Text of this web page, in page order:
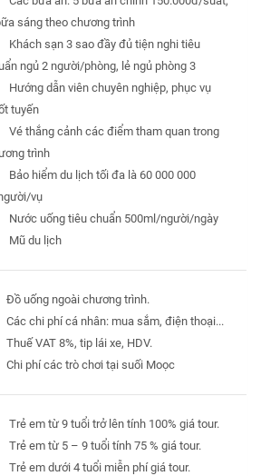
sáng theo chương trình
Khách sạn 3 sao đầy đủ tiện nghi tiêu
ngủ 2 người/phòng, lẻ ngủ phòng 3
Hướng dẫn viên chuyên nghiệp, phục vụ
tuyến
Vé thắng cảnh các điểm tham quan trong
trình
Bảo hiểm du lịch tối đa là 60 000 000
vụ
Nước uống tiêu chuẩn 500ml/người/ngày
Mũ du lịch
Đồ uống ngoài chương trình.
Các chi phí cá nhân: mua sắm, điện thoại...
Thuế VAT 8%, tip lái xe, HDV.
Chi phí các trò chơi tại suối Moọc
Trẻ em từ 9 tuổi trở lên tính 100% giá tour.
Trẻ em từ 5 – 9 tuổi tính 75 % giá tour.
Trẻ em dưới 4 tuổi miễn phí giá tour.